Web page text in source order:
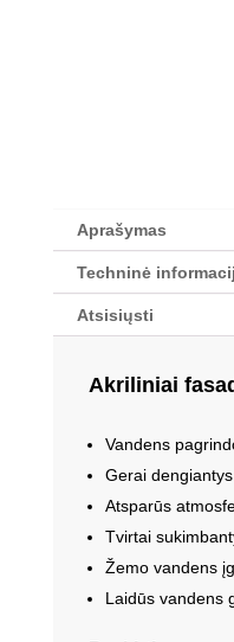
Aprašymas
Techninė
Atsisiųsti
Akriliniai
Vandens
Gerai
Atsparūs
Tvirtai
Žemo vandens
Laidūs vandens